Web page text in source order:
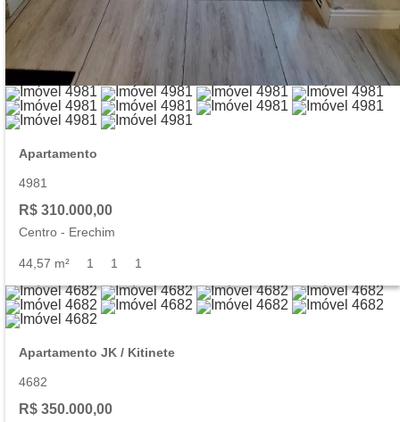
Apartamento
4981
R$ 310.000,00
Centro - Erechim
44,57 m² 1 1 1
Apartamento JK / Kitinete
4682
R$ 350.000,00